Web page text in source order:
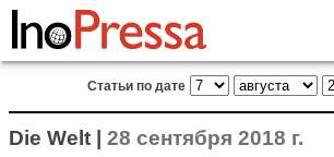
Статьи по дате
Die Welt | 28 сентября 2018 г.